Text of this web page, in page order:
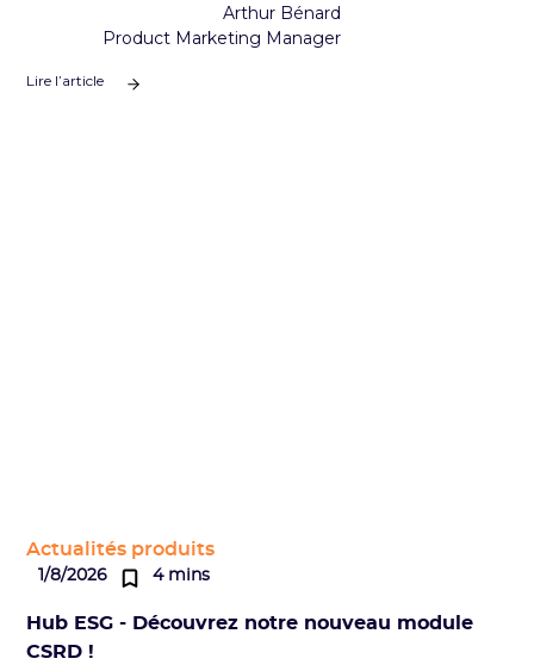
Arthur Bénard
Product Marketing Manager
Lire l’article
Actualités produits
1/8/2026 4 mins
Hub ESG - Découvrez notre nouveau module
CSRD !